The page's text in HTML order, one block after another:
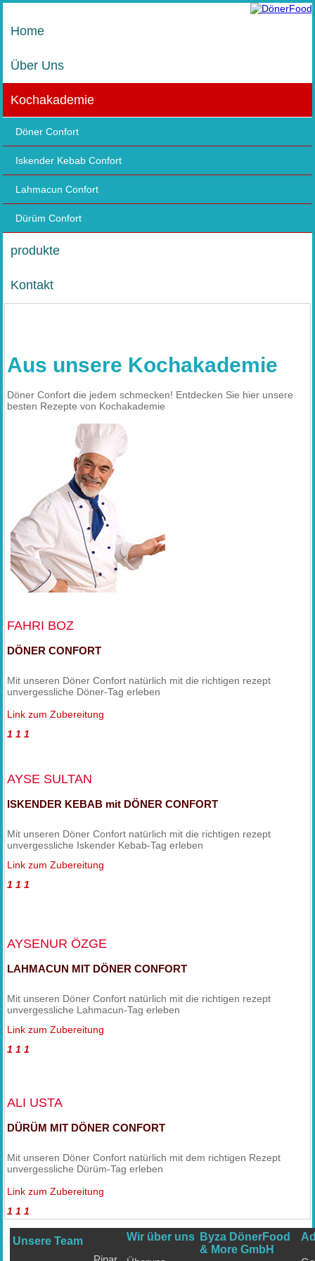
Home
Über Uns
Kochakademie
Döner Confort
Iskender Kebab Confort
Lahmacun Confort
Dürüm Confort
produkte
Kontakt
Aus unsere Kochakademie
Döner Confort die jedem schmecken! Entdecken Sie hier unsere
besten Rezepte von Kochakademie
FAHRI BOZ
DÖNER CONFORT
Mit unseren Döner Confort natürlich mit die richtigen rezept
unvergessliche Döner-Tag erleben
Link zum Zubereitung
1 1 1
AYSE SULTAN
ISKENDER KEBAB mit DÖNER CONFORT
Mit unseren Döner Confort natürlich mit die richtigen rezept
unvergessliche Iskender Kebab-Tag erleben
Link zum Zubereitung
1 1 1
AYSENUR ÖZGE
LAHMACUN MIT DÖNER CONFORT
Mit unseren Döner Confort natürlich mit die richtigen rezept
unvergessliche Lahmacun-Tag erleben
Link zum Zubereitung
1 1 1
ALI USTA
DÜRÜM MIT DÖNER CONFORT
Mit unseren Döner Confort natürlich mit dem richtigen Rezept
unvergessliche Dürüm-Tag erleben
Link zum Zubereitung
1 1 1
Unsere Team Wir über uns Byza DönerFood
& More GmbH